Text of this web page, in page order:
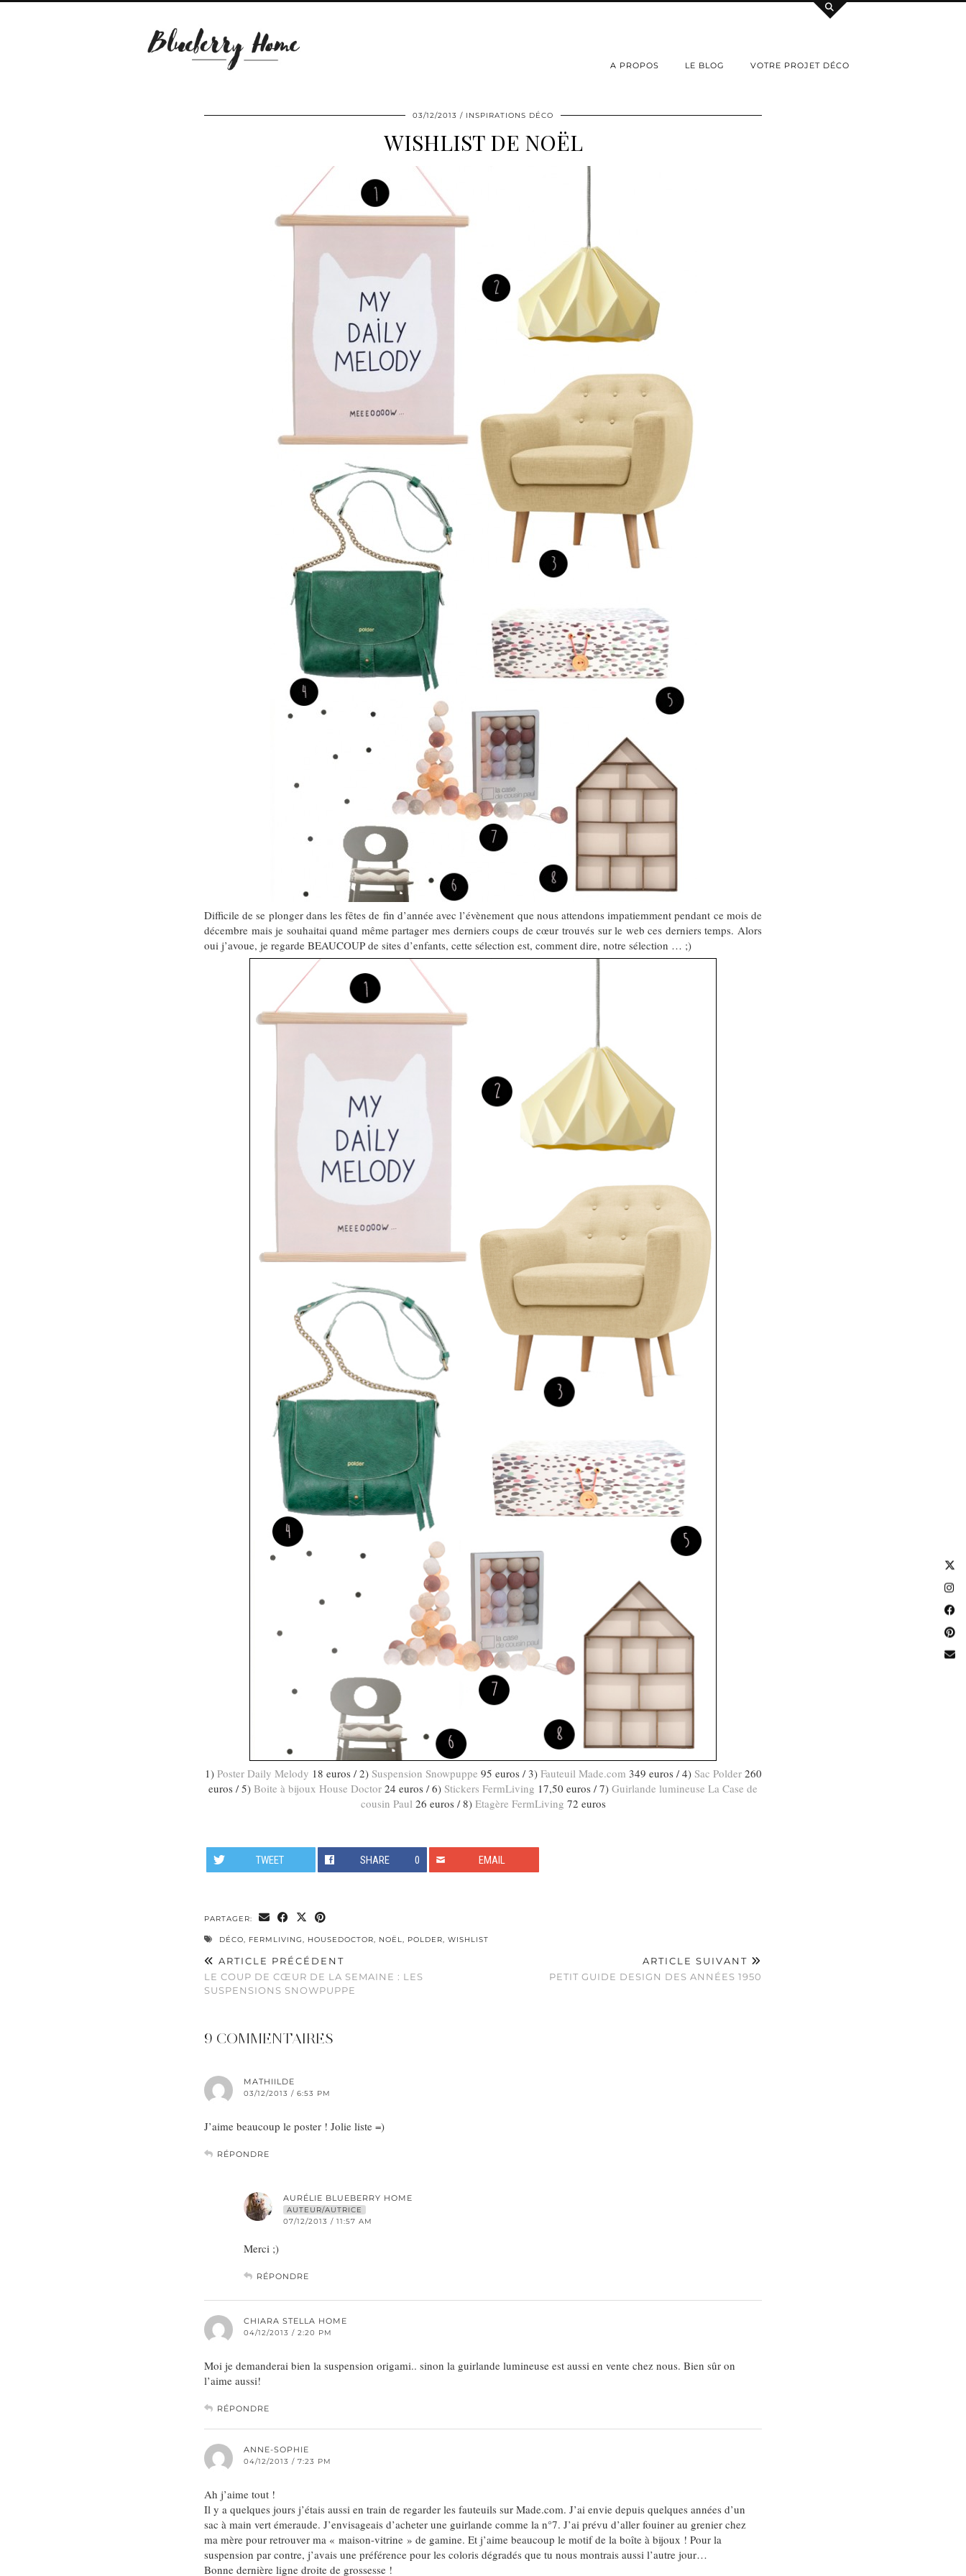
A PROPOS LE BLOG VOTRE PROJET DÉCO
03/12/2013 INSPIRATIONS DÉCO
WISHLIST DE NOËL
Difficile de se plonger dans les fêtes de fin d’année avec l’évènement que nous attendons impatiemment pendant ce mois de
décembre mais je souhaitai quand même partager mes derniers coups de cœur trouvés sur le web ces derniers temps. Alors
oui j’avoue, je regarde BEAUCOUP de sites d’enfants, cette sélection est, comment dire, notre sélection … ;)
1) Poster Daily Melody 18 euros / 2) Suspension Snowpuppe 95 euros / 3) Fauteuil Made.com 349 euros / 4) Sac Polder260
euros / 5) Boite à bijoux House Doctor 24 euros / 6) Stickers FermLiving 17,50 euros / 7) Guirlande lumineuse La Case de
cousin Paul26 euros / 8) Etagère FermLiving 72 euros
TWEET SHARE 0 EMAIL
PARTAGER:
DÉCO, FERMLIVING, HOUSEDOCTOR, NOËL, POLDER, WISHLIST
ARTICLE PRÉCÉDENT
LE COUP DE CŒUR DE LA SEMAINE : LES
SUSPENSIONS SNOWPUPPE
ARTICLE SUIVANT
PETIT GUIDE DESIGN DES ANNÉES 1950
9 COMMENTAIRES
MATHIILDE
03/12/2013 / 6:53 PM
J’aime beaucoup le poster ! Jolie liste =)
RÉPONDRE
AURÉLIE BLUEBERRY HOME
AUTEUR/AUTRICE
07/12/2013 / 11:57 AM
Merci ;)
RÉPONDRE
CHIARA STELLA HOME
04/12/2013 / 2:20 PM
Moi je demanderai bien la suspension origami.. sinon la guirlande lumineuse est aussi en vente chez nous. Bien sûr on
l’aime aussi!
RÉPONDRE
ANNE-SOPHIE
04/12/2013 / 7:23 PM
Ah j’aime tout !
Il y a quelques jours j’étais aussi en train de regarder les fauteuils sur Made.com. J’ai envie depuis quelques années d’un
sac à main vert émeraude. J’envisageais d’acheter une guirlande comme la n°7. J’ai prévu d’aller fouiner au grenier chez
ma mère pour retrouver ma « maison-vitrine » de gamine. Et j’aime beaucoup le motif de la boîte à bijoux ! Pour la
suspension par contre, j’avais une préférence pour les coloris dégradés que tu nous montrais aussi l’autre jour…
Bonne dernière ligne droite de grossesse !